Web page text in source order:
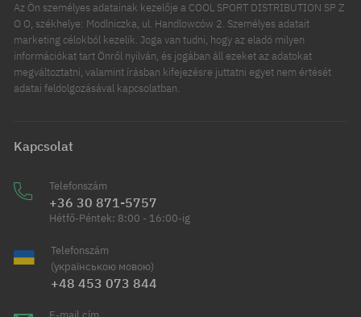
Az Ön személyes adatainak kezelője a COOL SPORT DISTRIBUTION SP Z
O O, székhelye: Modlniczka, ul. Handlowców 2. Személyes adatait
marketing célokból kezelik. Joga van tudni, hogy az eladó milyen
információkat tart Önről nyilván, és jogában áll ezeket az adatokat
megváltoztatni, valamint írásban kifejezésre juttatni egyet nem értését
adatai feldolgozásával kapcsolatban.
Kapcsolat
Telefonszám
+36 30 871-5757
Hétfő-Péntek: 8:00 - 16:00-ig
Telefonszám
(українською мовою)
+48 453 073 844